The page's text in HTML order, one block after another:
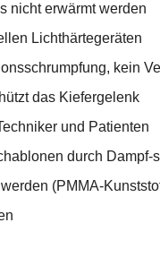
nicht erwärmt werden
Lichthärtegeräten
kein
das Kiefergelenk
und Patienten
durch Dampf-
(PMMA-